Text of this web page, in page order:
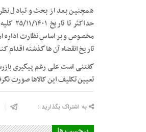
همچنین بعد از بحث و تبادل
مخصوص و بر اساس نظارت اداره
تاریخ انقضاء آن ها گذشته اقدام
گفتنی است علی رغم پیگیری
تعیین تکلیف این کالاها صورت
به اشتراک بگذارید :